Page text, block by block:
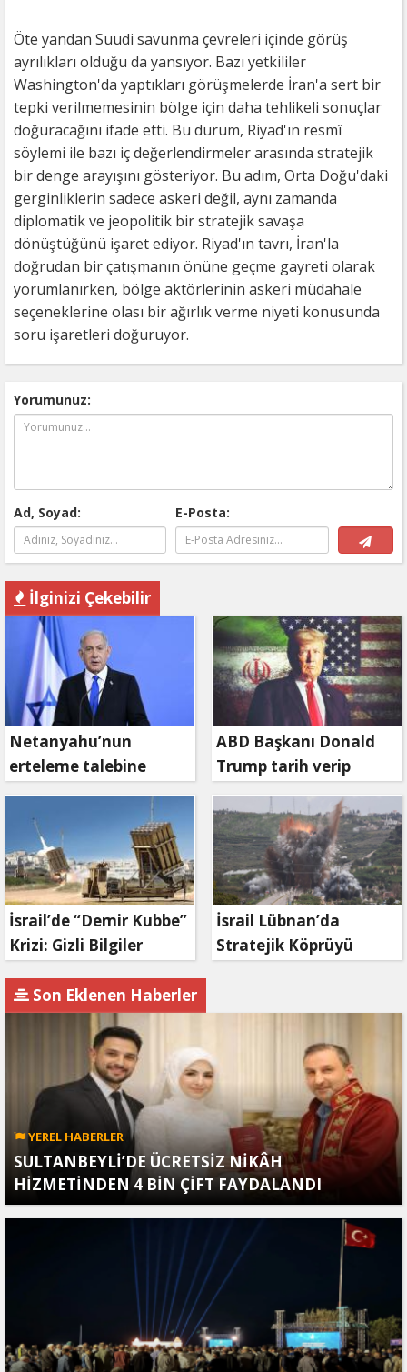
Öte yandan Suudi savunma çevreleri içinde görüş
ayrılıkları olduğu da yansıyor. Bazı yetkililer
Washington'da yaptıkları görüşmelerde İran'a sert bir
tepki verilmemesinin bölge için daha tehlikeli sonuçlar
doğuracağını ifade etti. Bu durum, Riyad'ın resmî
söylemi ile bazı iç değerlendirmeler arasında stratejik
bir denge arayışını gösteriyor. Bu adım, Orta Doğu'daki
gerginliklerin sadece askeri değil, aynı zamanda
diplomatik ve jeopolitik bir stratejik savaşa
dönüştüğünü işaret ediyor. Riyad'ın tavrı, İran'la
doğrudan bir çatışmanın önüne geçme gayreti olarak
yorumlanırken, bölge aktörlerinin askeri müdahale
seçeneklerine olası bir ağırlık verme niyeti konusunda
soru işaretleri doğuruyor.
Yorumunuz:
Ad, Soyad: E-Posta:
İlginizi Çekebilir
Netanyahu’nun
erteleme talebine
mahkemeden ret
ABD Başkanı Donald
Trump tarih verip
duyurdu: Savaş ne
zaman bitecek?
İsrail’de “Demir Kubbe”
Krizi: Gizli Bilgiler
Gözaltında
İsrail Lübnan’da
Stratejik Köprüyü
Son Eklenen Haberler
YEREL HABERLER
SULTANBEYLİ’DE ÜCRETSİZ NİKÂH
HİZMETİNDEN 4 BİN ÇİFT FAYDALANDI